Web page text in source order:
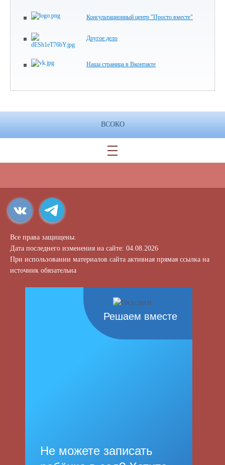
Консультационный центр "Просто вместе"
Другое дело
Наша страница в Вконтакте
ВСОКО
Все права защищены.
Дата последнего изменения на сайте: 04.08.2026
При использовании материалов сайта активная прямая ссылка на
источник обязательна
Решаем вместе
Не можете записать